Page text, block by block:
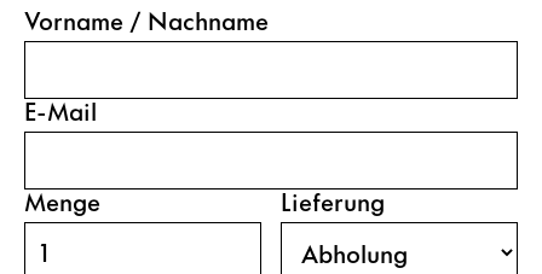
Vorname / Nachname
E-Mail
Menge Lieferung